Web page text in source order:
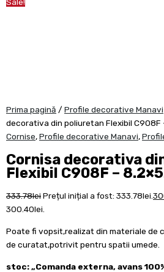
Prima pagină / Profile decorative Manavi
decorativa din poliuretan Flexibil C908F
Cornise,Profile decorative Manavi,
Cornisa decorativa
Flexibil C908F –
333.78leiPrețul inițial a fost: 333.78lei.
300.40lei.
Poate fi vopsit,realizat din materiale de
de curatat,potrivit pentru spatii umede.
stoc: „Comanda externa, avans